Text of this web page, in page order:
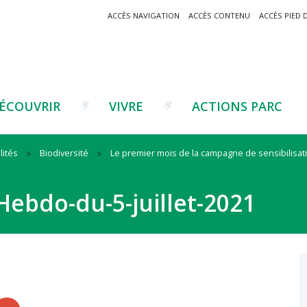
ACCÈS NAVIGATION ACCÈS CONTENU ACCÈS PIED
Traditions catalanes
Musées et sites
VIVRE
marque Valeurs Parc
Les réseaux
ACTIONS PARC
Agriculture
Filières émergentes
Biodiversité
Le premier mois de la campagne de
du-5-juillet-2021